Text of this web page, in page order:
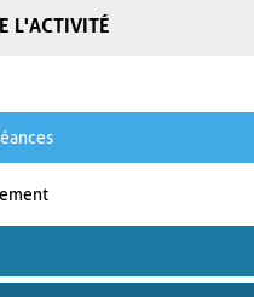
L'ACTIVITÉ